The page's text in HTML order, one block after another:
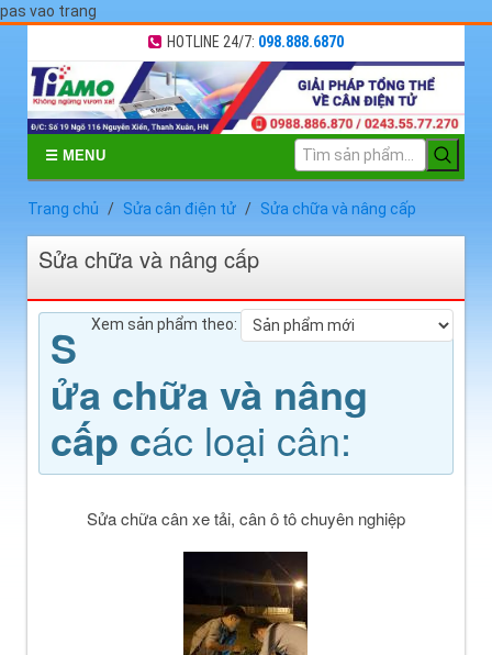
pas vao trang
HOTLINE 24/7: 098.888.6870
☰ MENU
Trang chủ Sửa cân điện tử Sửa chữa và nâng cấp
Sửa chữa và nâng cấp
Xem sản phẩm theo:
S
ửa chữa và nâng
cấp các loại cân:
Sửa chữa cân xe tải, cân ô tô chuyên nghiệp